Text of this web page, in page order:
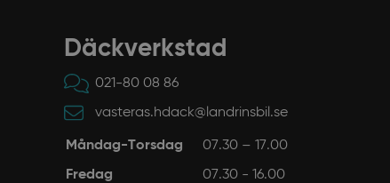
Däckverkstad
021-80 08 86
vasteras.hdack@landrinsbil.se
Måndag-Torsdag 07.30 – 17.00
Fredag 07.30 - 16.00